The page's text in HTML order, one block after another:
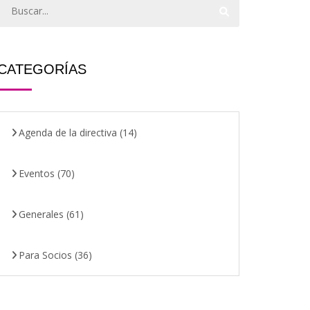
Agenda de la directiva (14)
Eventos (70)
Generales (61)
Para Socios (36)